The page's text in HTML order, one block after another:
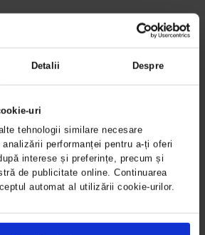
Detalii Despre
uri
tehnologii similare necesare
performanței pentru a-ți oferi
interese și preferințe, precum și
de publicitate online. Continuarea
automat al utilizării cookie-urilor.